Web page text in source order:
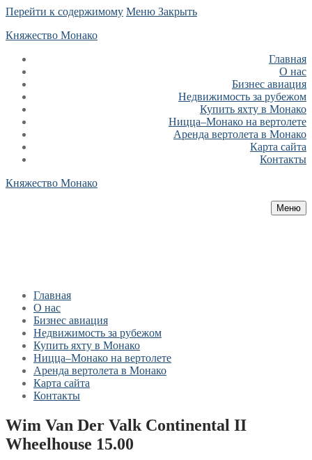
Перейти к содержимому Меню Закрыть
Княжество Монако
Главная
О нас
Бизнес авиация
Недвижимость за рубежом
Купить яхту в Монако
Ницца–Монако на вертолете
Аренда вертолета в Монако
Карта сайта
Контакты
Княжество Монако
Меню
Главная
О нас
Бизнес авиация
Недвижимость за рубежом
Купить яхту в Монако
Ницца–Монако на вертолете
Аренда вертолета в Монако
Карта сайта
Контакты
Wim Van Der Valk Continental II
Wheelhouse 15.00